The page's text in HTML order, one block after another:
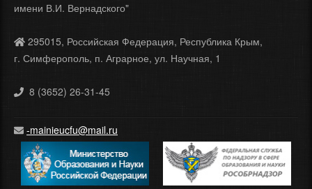
имени В.И. Вернадского"
295015, Российская Федерация, Республика Крым,
г. Симферополь, п. Аграрное, ул. Научная, 1
8 (3652) 26-31-45
-mainieucfu@mail.ru